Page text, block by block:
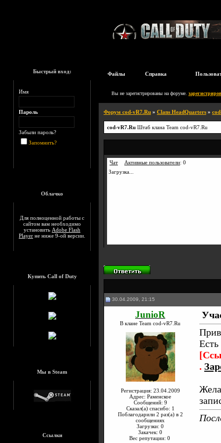
Быстрый вход:
Имя
Пароль
Забыли пароль?
Запомнить?
Облачко
Для полноценной работы с
сайтом вам необходимо
установить Adobe Flash
Player не ниже 9-ой версии.
Купить Call of Duty
Мы в Steam
Ссылки
Файлы Справка
Вы не зарегистрированы на форуме.
Форум cod-vR7.Ru » Clans HeadQuarters »
cod-vR7.Ru Штаб клана Team cod-vR7.Ru
Чат Активные пользователи: 0
Загрузка...
30.04.2009, 21:15
JunioR
В клане Team cod-vR7.Ru
Регистрация: 23.04.2009
Адрес: Раменское
Сообщений: 9
Сказал(а) спасибо: 1
Поблагодарили 2 раз(а) в 2
сообщениях
Загрузки: 0
Закачек: 0
Вес репутации: 0
.